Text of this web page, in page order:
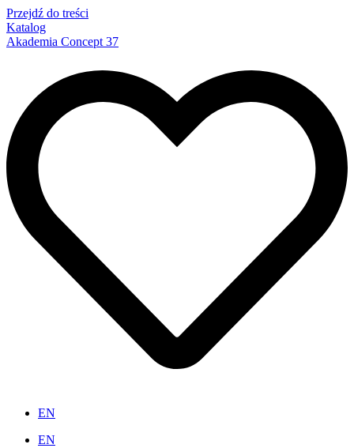
Przejdź do treści
Katalog
Akademia Concept 37
EN
EN